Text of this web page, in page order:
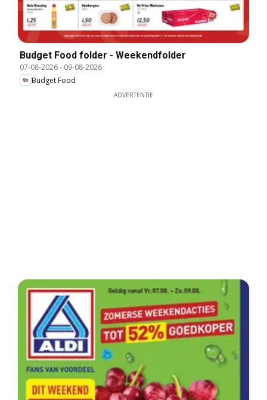
Budget Food folder - Weekendfolder
07-08-2026- 09-08-2026
Budget Food
ADVERTENTIE